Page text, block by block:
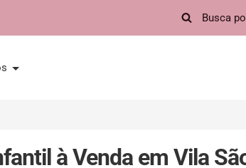
à Venda em Vila